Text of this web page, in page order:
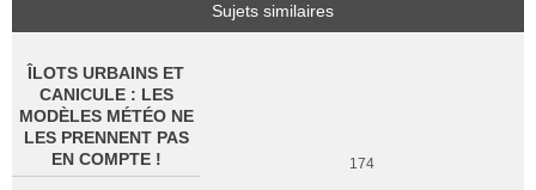
Sujets similaires
ÎLOTS URBAINS ET
CANICULE : LES
MODÈLES MÉTÉO NE
LES PRENNENT PAS
EN COMPTE !
174